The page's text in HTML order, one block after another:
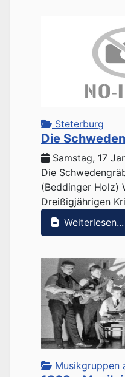
Steterburg
Die
Samstag, 17
Die
(Beddinger Holz)
Dreißigjährigen
Weiterlesen...
Musikgruppen